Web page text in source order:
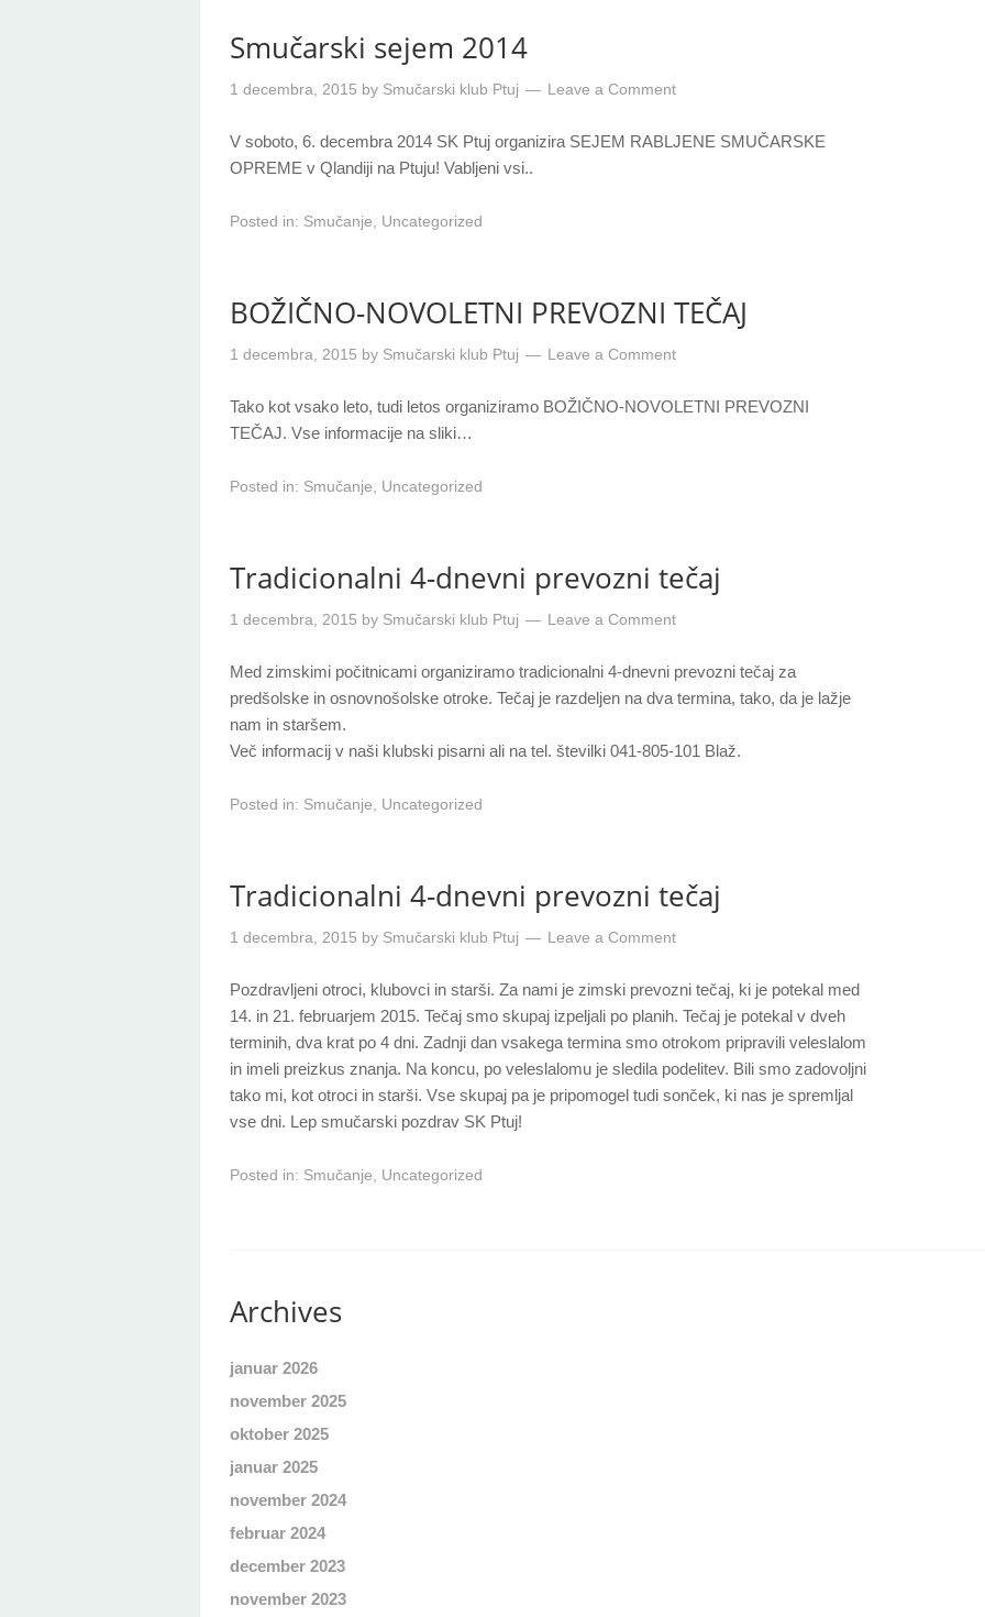
Smučarski sejem 2014
1 decembra, 2015 by Smučarski klub Ptuj Leave a Comment
V soboto, 6. decembra 2014 SK Ptuj organizira SEJEM RABLJENE SMUČARSKE
OPREME v Qlandiji na Ptuju! Vabljeni vsi..
Posted in: Smučanje Uncategorized
BOŽIČNO-NOVOLETNI PREVOZNI TEČAJ
1 decembra, 2015 by Smučarski klub Ptuj Leave a Comment
Tako kot vsako leto, tudi letos organiziramo BOŽIČNO-NOVOLETNI PREVOZNI
TEČAJ. Vse informacije na sliki…
Posted in: Smučanje Uncategorized
Tradicionalni 4-dnevni prevozni tečaj
1 decembra, 2015 by Smučarski klub Ptuj Leave a Comment
Med zimskimi počitnicami organiziramo tradicionalni 4-dnevni prevozni tečaj za
predšolske in osnovnošolske otroke. Tečaj je razdeljen na dva termina, tako, da je lažje
nam in staršem.
Več informacij v naši klubski pisarni ali na tel. številki 041-805-101 Blaž.
Posted in: Smučanje Uncategorized
Tradicionalni 4-dnevni prevozni tečaj
1 decembra, 2015 by Smučarski klub Ptuj Leave a Comment
Pozdravljeni otroci, klubovci in starši. Za nami je zimski prevozni tečaj, ki je potekal med
14. in 21. februarjem 2015. Tečaj smo skupaj izpeljali po planih. Tečaj je potekal v dveh
terminih, dva krat po 4 dni. Zadnji dan vsakega termina smo otrokom pripravili veleslalom
in imeli preizkus znanja. Na koncu, po veleslalomu je sledila podelitev. Bili smo zadovoljni
tako mi, kot otroci in starši. Vse skupaj pa je pripomogel tudi sonček, ki nas je spremljal
vse dni. Lep smučarski pozdrav SK Ptuj!
Posted in: Smučanje Uncategorized
Archives
januar 2026
november 2025
oktober 2025
januar 2025
november 2024
februar 2024
december 2023
november 2023